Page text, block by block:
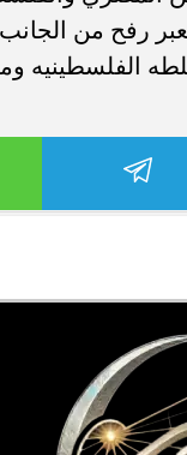
رفح من
الفلسطينيه